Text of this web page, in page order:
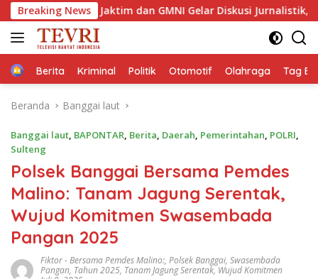
Langsung
ke
konten
Breaking News
Jaktim dan GMNI Gelar Diskusi Jurnalistik, Dorong Gen Z
HomeBerita Kriminal Politik Otomotif Olahraga Tag
Beranda Banggai laut
Banggai laut, BAPONTAR, Berita, Daerah, Pemerintahan, POLRI,
Sulteng
Polsek Banggai Bersama Pemdes
Malino: Tanam Jagung Serentak,
Wujud Komitmen Swasembada
Pangan 2025
Fiktor-Bersama Pemdes Malino:, Polsek Banggai, Swasembada
Pangan, Tahun 2025, Tanam Jagung Serentak, Wujud Komitmen